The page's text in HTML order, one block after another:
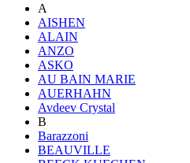
A
AISHEN
ALAIN
ANZO
ASKO
AU BAIN MARIE
AUERHAHN
Avdeev Crystal
B
Barazzoni
BEAUVILLE